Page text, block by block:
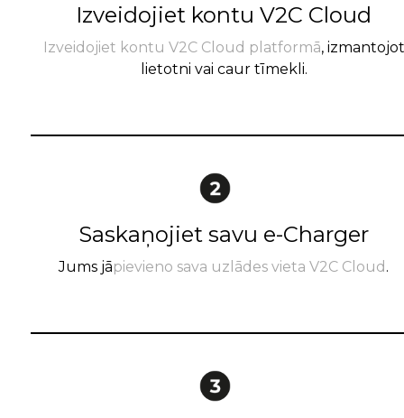
Izveidojiet kontu V2C Cloud
Izveidojiet kontu V2C Cloud platformā, izmantojot
lietotni vai caur tīmekli.
Saskaņojiet savu e-Charger
Jums jāpievieno sava uzlādes vieta V2C Cloud .